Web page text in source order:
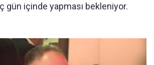
gün içinde yapması bekleniyor.